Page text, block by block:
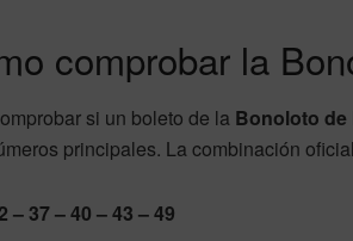
comprobar la
si un boleto de la Bonoloto de
principales. La combinación
– 37 – 40 – 43 – 49